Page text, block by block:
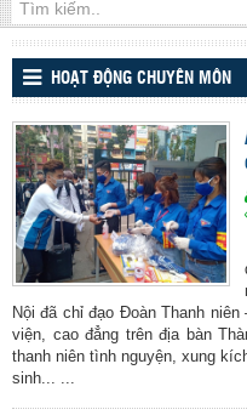
HOẠT ĐỘNG CHUYÊN MÔN
Nội đã chỉ đạo Đoàn Thanh
viện, cao đẳng trên địa bàn
thanh niên tình nguyện, xung
sinh... ...